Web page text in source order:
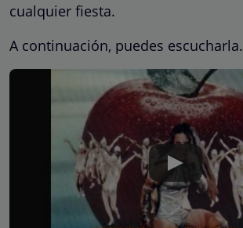
cualquier fiesta.
A continuación, puedes escucharla.